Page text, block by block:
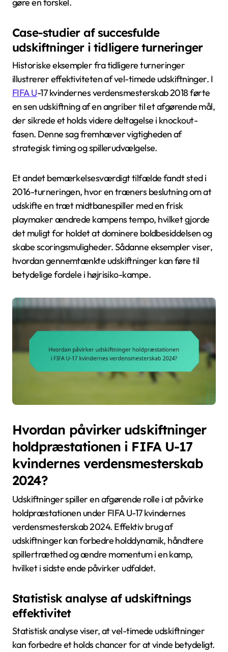
Case-studier af succesfulde
udskiftninger i tidligere turneringer
Historiske eksempler fra tidligere turneringer
illustrerer effektiviteten af vel-timede udskiftninger. I
FIFA U-17 kvindernes verdensmesterskab 2018 førte
en sen udskiftning af en angriber til et afgørende mål,
der sikrede et holds videre deltagelse i knockout-
fasen. Denne sag fremhæver vigtigheden af
strategisk timing og spillerudvælgelse.
Et andet bemærkelsesværdigt tilfælde fandt sted i
2016-turneringen, hvor en træners beslutning om at
udskifte en træt midtbanespiller med en frisk
playmaker ændrede kampens tempo, hvilket gjorde
det muligt for holdet at dominere boldbesiddelsen og
skabe scoringsmuligheder. Sådanne eksempler viser,
hvordan gennemtænkte udskiftninger kan føre til
betydelige fordele i højrisiko-kampe.
Hvordan påvirker udskiftninger
holdpræstationen i FIFA U-17
kvindernes verdensmesterskab
2024?
Udskiftninger spiller en afgørende rolle i at påvirke
holdpræstationen under FIFA U-17 kvindernes
verdensmesterskab 2024. Effektiv brug af
udskiftninger kan forbedre holddynamik, håndtere
spillertræthed og ændre momentum i en kamp,
hvilket i sidste ende påvirker udfaldet.
Statistisk analyse af udskiftnings
effektivitet
Statistisk analyse viser, at vel-timede udskiftninger
kan forbedre et holds chancer for at vinde betydeligt.